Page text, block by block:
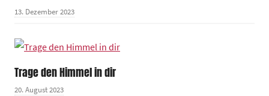
13. Dezember 2023
Trage den Himmel in dir
20. August 2023